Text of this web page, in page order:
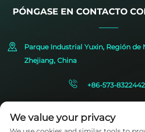
PÓNGASE EN CONTACTO
Parque Industrial Yuxin, Región de
Zhejiang, China
+86-573-
We value your privacy